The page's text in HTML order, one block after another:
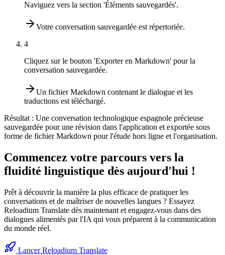
Naviguez vers la section 'Éléments sauvegardés'.
Votre conversation sauvegardée est répertoriée.
4
Cliquez sur le bouton 'Exporter en Markdown' pour la
conversation sauvegardée.
Un fichier Markdown contenant le dialogue et les
traductions est téléchargé.
Résultat : Une conversation technologique espagnole précieuse
sauvegardée pour une révision dans l'application et exportée sous
forme de fichier Markdown pour l'étude hors ligne et l'organisation.
Commencez votre parcours vers la
fluidité linguistique dès aujourd'hui !
Prêt à découvrir la manière la plus efficace de pratiquer les
conversations et de maîtriser de nouvelles langues ? Essayez
Reloadium Translate dès maintenant et engagez-vous dans des
dialogues alimentés par l'IA qui vous préparent à la communication
du monde réel.
Lancer Reloadium Translate